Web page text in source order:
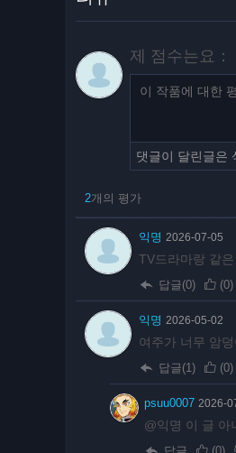
제 점수는요：
댓글이 달린글은
2개의 평가
익명 2026-07-05
TV드라마랑 같
답글(0) (0)
익명 2026-05-02
여주가 너무 암
답글(1) (0)
psuu0007 2026-
@익명 이 글 아